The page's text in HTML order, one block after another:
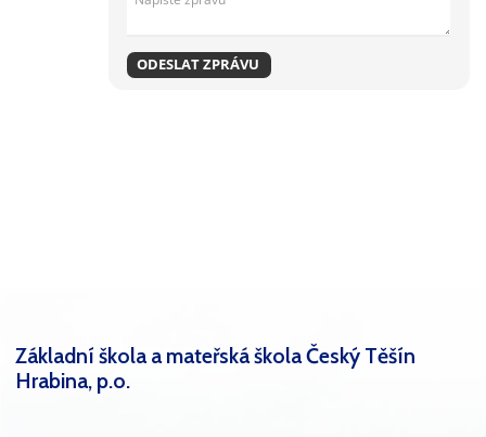
Základní škola a mateřská škola Český Těšín
Hrabina, p.o.